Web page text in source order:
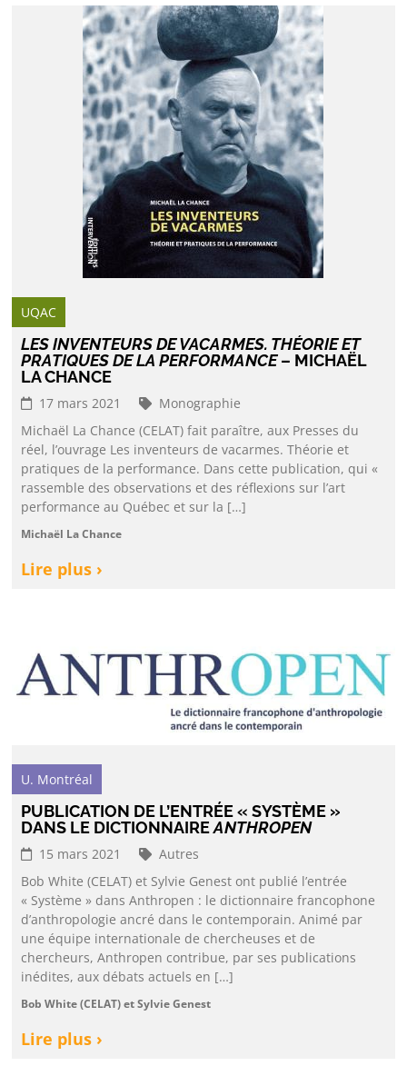
UQAC
LES INVENTEURS DE VACARMES. THÉORIE ET
PRATIQUES DE LA PERFORMANCE– MICHAËL
LA CHANCE
17 mars 2021
Monographie
Michaël La Chance (CELAT) fait paraître, aux Presses du
réel, l’ouvrage Les inventeurs de vacarmes. Théorie et
pratiques de la performance. Dans cette publication, qui «
rassemble des observations et des réflexions sur l’art
performance au Québec et sur la […]
Michaël La Chance
Lire plus ›
U. Montréal
PUBLICATION DE L’ENTRÉE « SYSTÈME »
DANS LE DICTIONNAIREANTHROPEN
15 mars 2021
Autres
Bob White (CELAT) et Sylvie Genest ont publié l’entrée
« Système » dans Anthropen : le dictionnaire francophone
d’anthropologie ancré dans le contemporain. Animé par
une équipe internationale de chercheuses et de
chercheurs, Anthropen contribue, par ses publications
inédites, aux débats actuels en […]
Bob White (CELAT) et Sylvie Genest
Lire plus ›